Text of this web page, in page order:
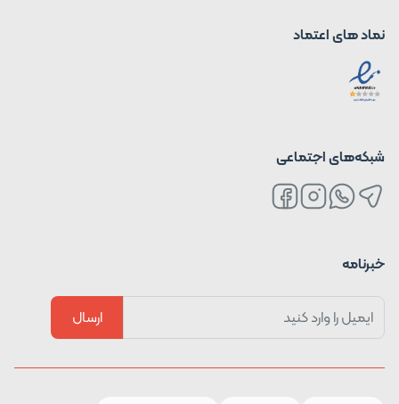
نماد های اعتماد
شبکه‌های اجتماعی
خبرنامه
ارسال